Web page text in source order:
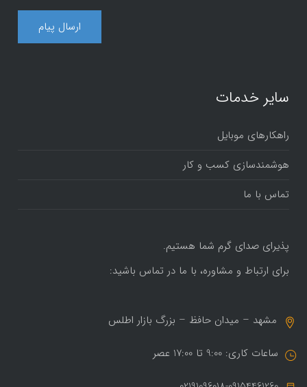
سایر خدمات
راهکارهای موبایل
هوشمندسازی کسب و کار
تماس با ما
پذیرای صدای گرم شما هستیم.
برای ارتباط و مشاوره، با ما در تماس باشید:
مشهد – میدان حافظ – بزرگ بازار اطلس
ساعات کاری: 9:00 تا 17:00 عصر